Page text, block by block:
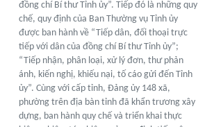
đồng chí Bí thư Tỉnh ủy”. Tiếp đó là những quy
chế, quy định của Ban Thường vụ Tỉnh ủy
được ban hành về “Tiếp dân, đối thoại trực
tiếp với dân của đồng chí Bí thư Tỉnh ủy”;
“Tiếp nhận, phân loại, xử lý đơn, thư phản
ánh, kiến nghị, khiếu nại, tố cáo gửi đến Tỉnh
ủy”. Cùng với cấp tỉnh, Đảng ủy 148 xã,
phường trên địa bàn tỉnh đã khẩn trương xây
dựng, ban hành quy chế và triển khai thực